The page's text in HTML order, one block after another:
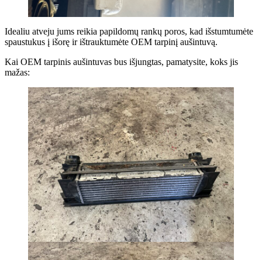
Idealiu atveju jums reikia papildomų rankų poros, kad išstumtumėte
spaustukus į išorę ir ištrauktumėte OEM tarpinį aušintuvą.
Kai OEM tarpinis aušintuvas bus išjungtas, pamatysite, koks jis
mažas: